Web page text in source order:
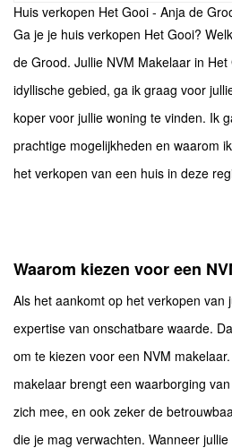
Huis verkopen Het Gooi - Anja de
Ga je je huis verkopen Het Gooi?
de Grood. Jullie NVM Makelaar in
idyllische gebied, ga ik graag voor
koper voor jullie woning te vinden. Ik
prachtige mogelijkheden en waarom
het verkopen van een huis in deze
Waarom kiezen voor een
Als het aankomt op het verkopen van
expertise van onschatbare waarde.
om te kiezen voor een NVM
makelaar brengt een waarborging
zich mee, en ook zeker de
die je mag verwachten. Wanneer